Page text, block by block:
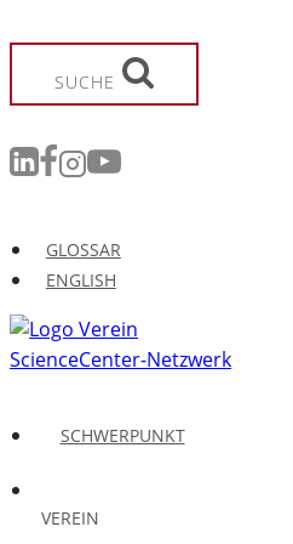
Inhalt
springen
SUCHE
GLOSSAR
ENGLISH
SCHWERPUNKT
VEREIN